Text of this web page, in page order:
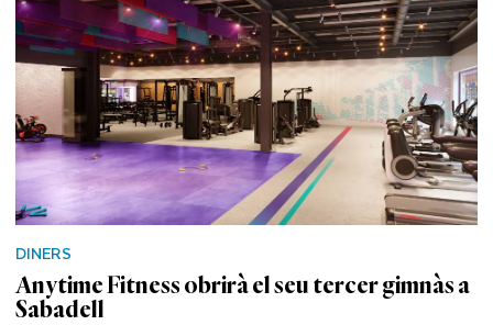
DINERS
Anytime Fitness obrirà el seu tercer gimnàs a
Sabadell